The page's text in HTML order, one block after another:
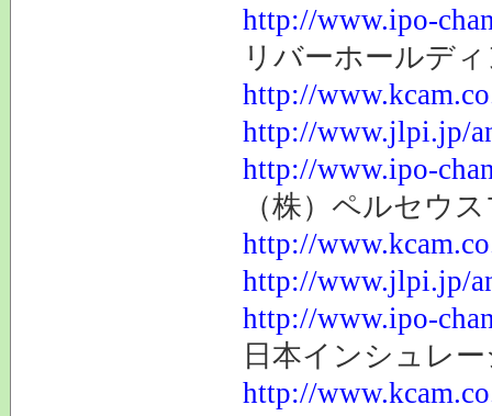
http://www.ipo-
リバーホールデ
http://
http://www.jlpi.jp/
http://www.ipo-
（株）ペルセウ
http://
http://www.jlpi.jp/
http://www.ipo-
日本インシュレ
http://